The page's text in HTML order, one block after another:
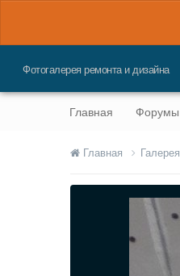
Фотогалерея ремонта и дизайна
Главная Форумы
Главная Галерея